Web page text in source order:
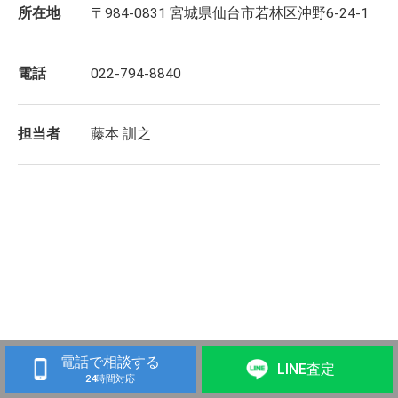
所在地 〒984-0831 宮城県仙台市若林区沖野6-24-1
電話 022-794-8840
担当者 藤本 訓之
電話で相談する
24時間対応
LINE査定